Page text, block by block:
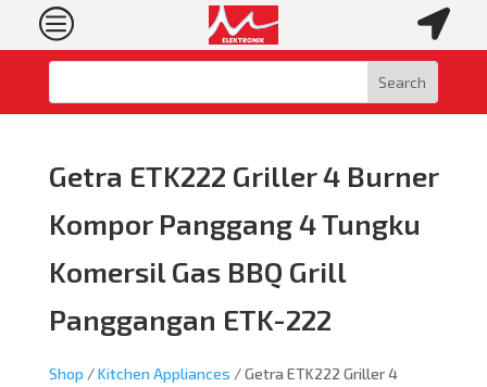
c 
Getra ETK222 Griller 4 Burner
Kompor Panggang 4 Tungku
Komersil Gas BBQ Grill
Panggangan ETK-222
Shop /Kitchen Appliances / Getra ETK222 Griller 4